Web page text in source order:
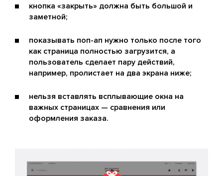
кнопка «закрыть» должна быть большой и
заметной;
показывать поп-ап нужно только после того
как страница полностью загрузится, а
пользователь сделает пару действий,
например, пролистает на два экрана ниже;
нельзя вставлять всплывающие окна на
важных страницах — сравнения или
оформления заказа.